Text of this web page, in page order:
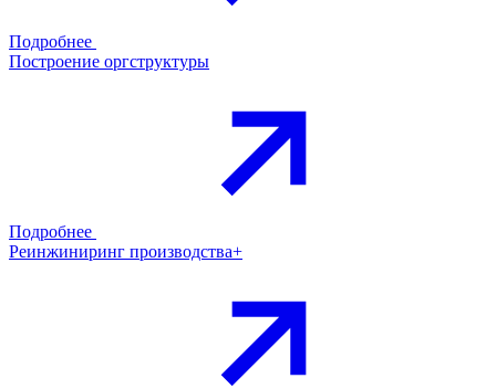
Подробнее
Построение оргструктуры
Подробнее
Реинжиниринг производства+